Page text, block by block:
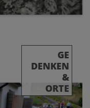
GE
DENKEN
&
ORTE